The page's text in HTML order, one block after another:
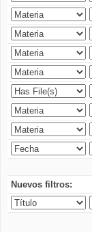
Nuevos filtros: